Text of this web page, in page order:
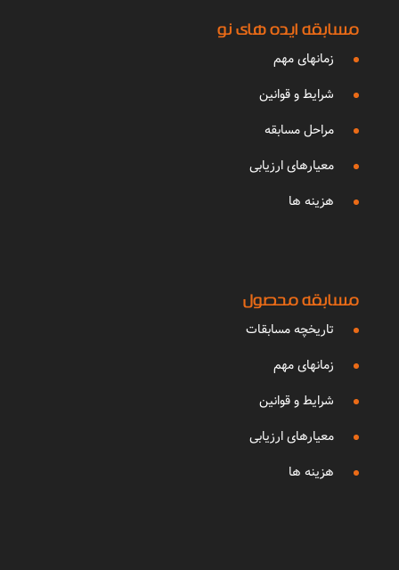
مسابقه ایده های نو
زمانهای مهم
شرایط و قوانین
مراحل مسابقه
معیارهای ارزیابی
هزینه ها
مسابقه محصول
تاریخچه مسابقات
زمانهای مهم
شرایط و قوانین
معیارهای ارزیابی
هزینه ها